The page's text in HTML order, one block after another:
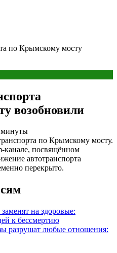
по Крымскому мосту
возобновили
минуты
по Крымскому мосту.
канале, посвящённом
автотранспорта
перекрыто.
на здоровые:
к бессмертию
разрушат любые отношения: